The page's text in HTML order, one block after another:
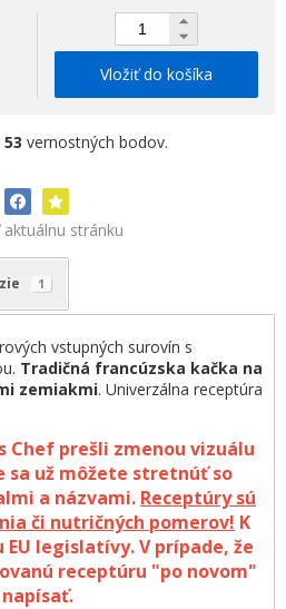
Vložiť do košíka
53 vernostných bodov.
stránku
1
vstupných surovín s
Tradičná francúzska kačka na
zemiakmi. Univerzálna receptúra
Chef prešli zmenou vizuálu
sa už môžete stretnúť so
a názvami. Receptúry sú
či nutričných pomerov! K
legislatívy. V prípade, že
receptúru "po novom"